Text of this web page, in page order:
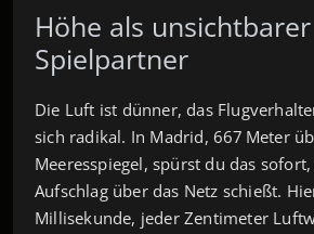
Höhe als unsichtbarer
Spielpartner
Die Luft ist dünner, das
sich radikal. In Madrid, 667 Meter
Meeresspiegel, spürst du das
Aufschlag über das Netz schießt.
Millisekunde, jeder Zentimeter